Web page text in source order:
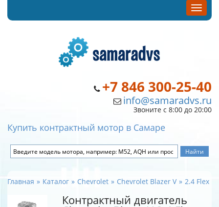
+7 846 300-25-40
info@samaradvs.ru
Звоните с 8:00 до 20:00
Купить контрактный мотор в Самаре
Главная Каталог Chevrolet Chevrolet Blazer V 2.4 Flex
Контрактный двигатель